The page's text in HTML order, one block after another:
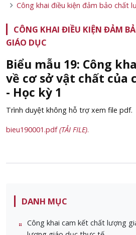
Công khai điều kiện đảm bảo chất
CÔNG KHAI ĐIỀU KIỆN ĐẢM
GIÁO DỤC
Biểu mẫu 19: Công
về cơ sở vật chất của
- Học kỳ 1
Trình duyệt không hỗ trợ xem file pdf.
bieu190001.pdf(TẢI FILE).
DANH MỤC
Công khai cam kết chất lượng